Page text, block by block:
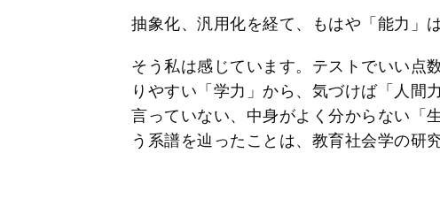
抽象化、汎用化を経て、もはや「能力」
そう私は感じています。テストでいい点
りやすい「学力」から、気づけば「人間
言っていない、中身がよく分からない「
う系譜を辿ったことは、教育社会学の研